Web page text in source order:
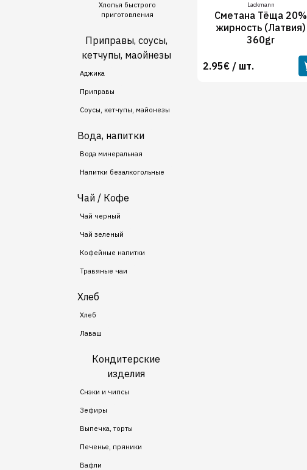
Хлопья быстрого
приготовления
Приправы, соусы,
кетчупы, маойнезы
Аджика
Приправы
Соусы, кетчупы, майонезы
Вода, напитки
Вода минеральная
Напитки безалкогольные
Чай / Кофе
Чай черный
Чай зеленый
Кофейные напитки
Травяные чаи
Хлеб
Хлеб
Лаваш
Кондитерские
изделия
Снэки и чипсы
Зефиры
Выпечка, торты
Печенье, пряники
Вафли
Lackmann
Сметана Тёща 20%
жирность (Латвия)
360gr
2.95€ / шт.